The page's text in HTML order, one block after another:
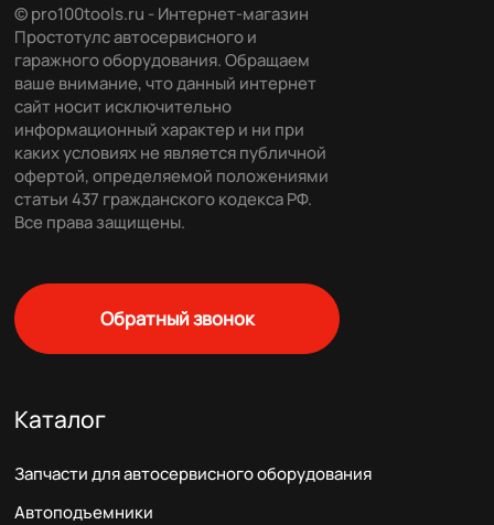
© pro100tools.ru - Интернет-магазин
Простотулс автосервисного и
гаражного оборудования. Обращаем
ваше внимание, что данный интернет
сайт носит исключительно
информационный характер и ни при
каких условиях не является публичной
офертой, определяемой положениями
статьи 437 гражданского кодекса РФ.
Все права защищены.
Обратный звонок
Каталог
Запчасти для автосервисного оборудования
Автоподъемники